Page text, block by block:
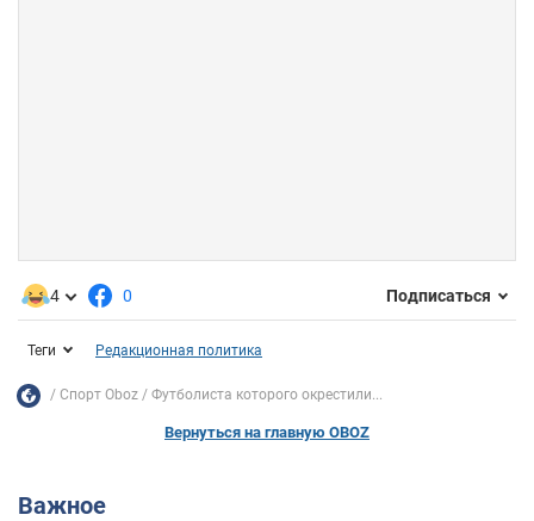
4 0 Подписаться
Теги Редакционная политика
Спорт Oboz Футболиста которого окрестили...
Вернуться на главную OBOZ
Важное